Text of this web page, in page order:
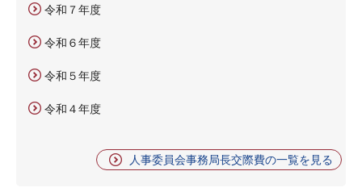
令和７年度
令和６年度
令和５年度
令和４年度
人事委員会事務局長交際費の一覧を見る